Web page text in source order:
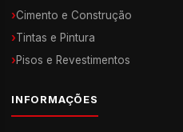
›Cimento e Construção
›Tintas e Pintura
›Pisos e Revestimentos
INFORMAÇÕES